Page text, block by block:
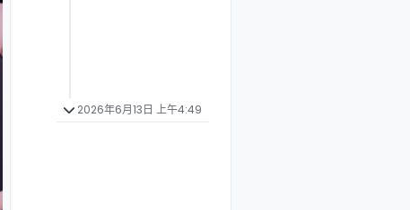
2026年6月13日 上午4:49